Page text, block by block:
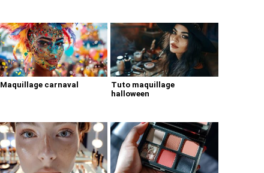
Maquillage carnaval
Tuto maquillage
halloween